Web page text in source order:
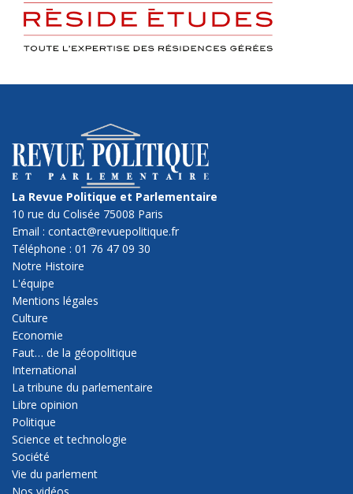
La Revue Politique et Parlementaire
10 rue du Colisée 75008 Paris
Email : contact@revuepolitique.fr
Téléphone : 01 76 47 09 30
Notre Histoire
L'équipe
Mentions légales
Culture
Economie
Faut… de la géopolitique
International
La tribune du parlementaire
Libre opinion
Politique
Science et technologie
Société
Vie du parlement